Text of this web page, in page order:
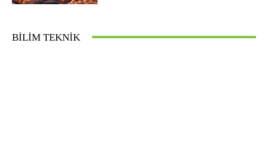
BILIM TEKNIK